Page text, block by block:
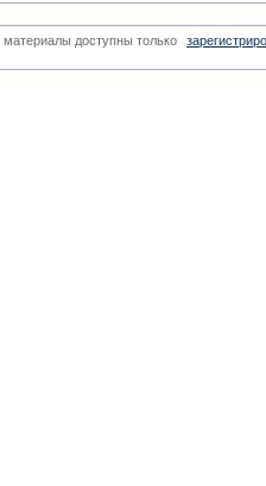
материалы доступны только